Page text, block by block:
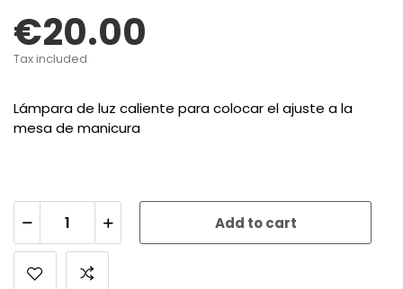
€20.00
Tax included
Lámpara de luz caliente para colocar el ajuste a la
mesa de manicura
Add to cart